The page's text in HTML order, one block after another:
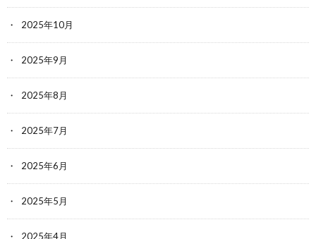
2025年10月
2025年9月
2025年8月
2025年7月
2025年6月
2025年5月
2025年4月